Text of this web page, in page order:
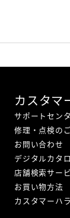
カスタマ
サポートセン
修理・点検の
お問い合わせ
デジタルカタ
店舗検索サー
お買い物方法
カスタマーハ